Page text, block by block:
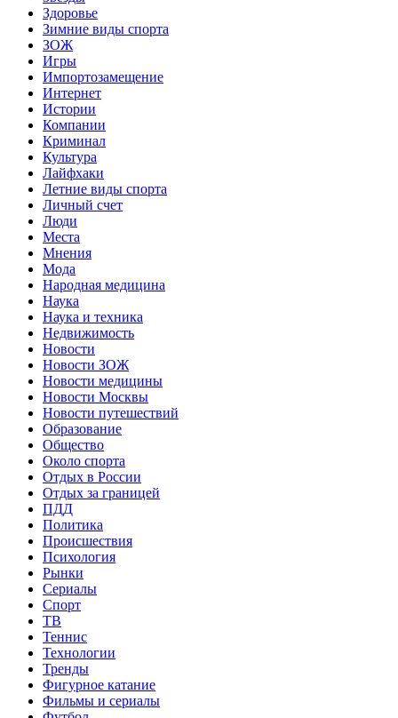
Здоровье
Зимние виды спорта
ЗОЖ
Игры
Импортозамещение
Интернет
Истории
Компании
Криминал
Культура
Лайфхаки
Летние виды спорта
Личный счет
Люди
Места
Мнения
Мода
Народная медицина
Наука
Наука и техника
Недвижимость
Новости
Новости ЗОЖ
Новости медицины
Новости Москвы
Новости путешествий
Образование
Общество
Около спорта
Отдых в России
Отдых за границей
ПДД
Политика
Происшествия
Психология
Рынки
Сериалы
Спорт
ТВ
Теннис
Технологии
Тренды
Фигурное катание
Фильмы и сериалы